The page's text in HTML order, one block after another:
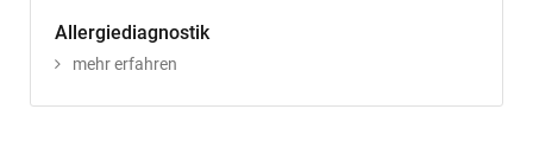
Allergiediagnostik
mehr erfahren